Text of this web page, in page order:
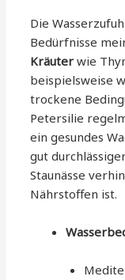
Die
Bedürfnisse
Kräuter wie
beispielsweise
trockene
Petersilie
ein gesundes
gut
Staunässe
Nährstoffen ist.